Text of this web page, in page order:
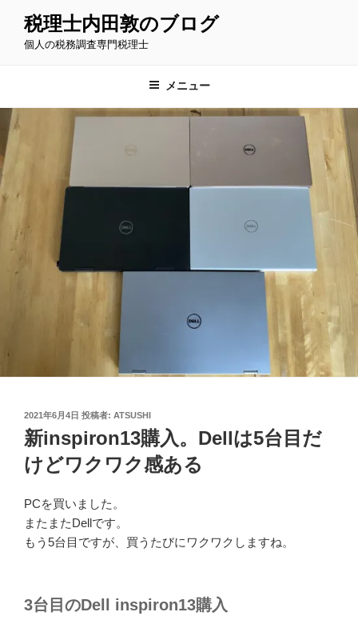
ス
キ
ッ
プ
税理士内田敦のブログ
個人の税務調査専門税理士
メニュー
投
稿
日:
2021年6月4日 投稿者: ATSUSHI
新inspiron13購入。Dellは5台目だ
けどワクワク感ある
PCを買いました。
またまたDellです。
もう5台目ですが、買うたびにワクワクしますね。
3台目のDell inspiron13購入